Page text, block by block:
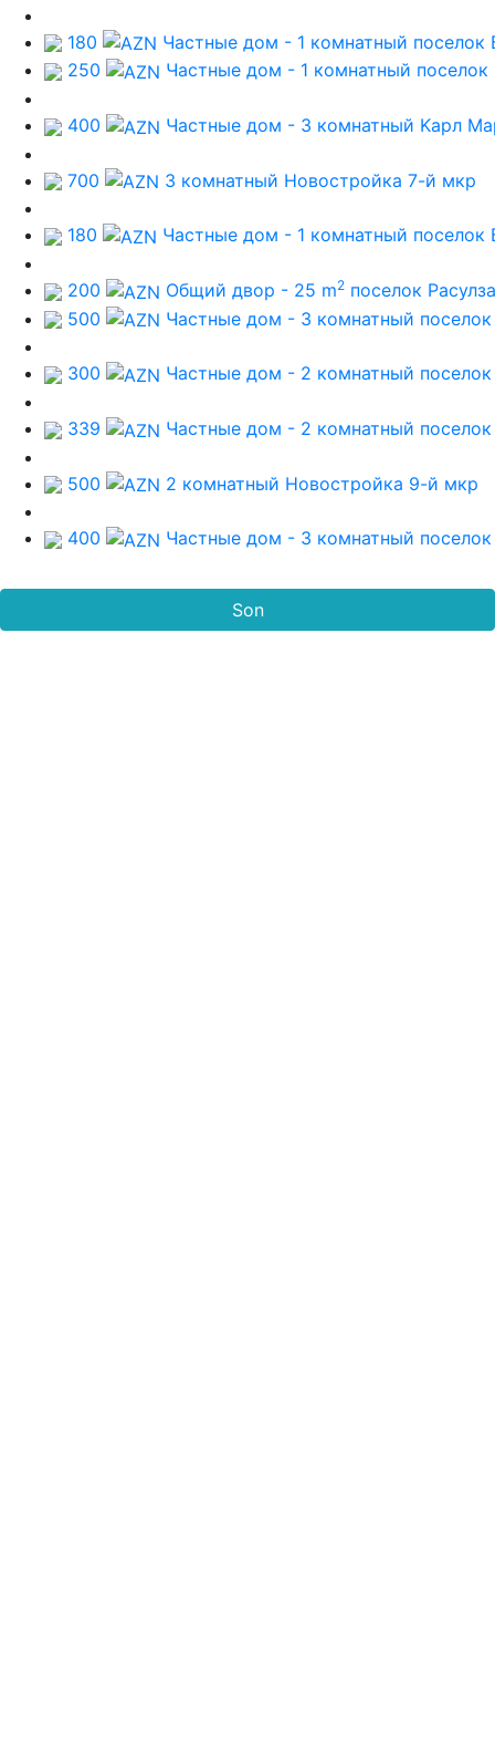
180 Частные дом - 1 комнатный
250
Частные дом - 1 комнатный
400 Частные дом - 3 комнатный Kарл
700 3 комнатный Новостройка 7-й мкр
180 Частные дом - 1 комнатный
200 Общий двор - 25 m2 поселок
500
Частные дом - 3 комнатный
300 Частные дом - 2 комнатный
339 Частные дом - 2 комнатный
500 2 комнатный Новостройка 9-й мкр
400 Частные дом - 3 комнатный
Son